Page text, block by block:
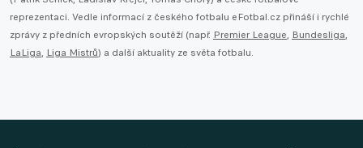
reprezentaci. Vedle informací z českého fotbalu eFotbal.cz přináší i rychlé
zprávy z předních evropských soutěží (např. Premier League, Bundesliga,
LaLiga, Liga Mistrů) a další aktuality ze světa fotbalu.